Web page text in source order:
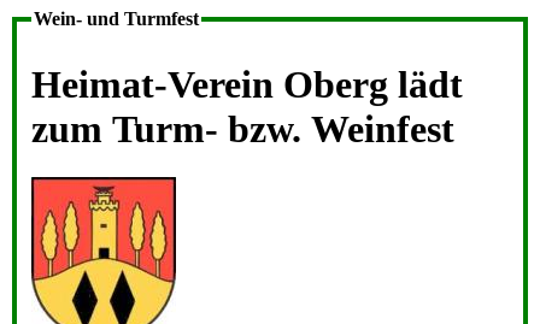
Wein- und Turmfest
Heimat-Verein Oberg lädt
zum Turm- bzw. Weinfest